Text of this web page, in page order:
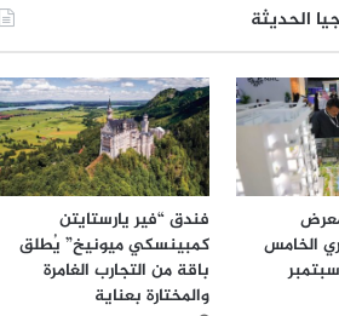
الحديثة
الخامس
فندق “فير يارستايتن
كمبينسكي ميونيخ” يُطلق
باقة من التجارب الغامرة
والمختارة بعناية